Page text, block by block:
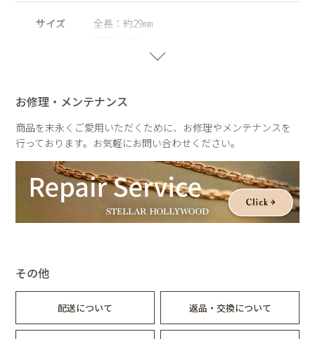
ギーを防ぐために、ニッケルをほぼ含まずに作られた素材を指
します。
す。
※右耳でのご着用を想定したデザインです
サイズ
全長：約29㎜
スリット：約3㎜
お修理・メンテナンス
商品を末永くご愛用いただくために、お修理やメンテナンスを
行っております。お気軽にお問い合わせください。
その他
配送について 返品・交換について